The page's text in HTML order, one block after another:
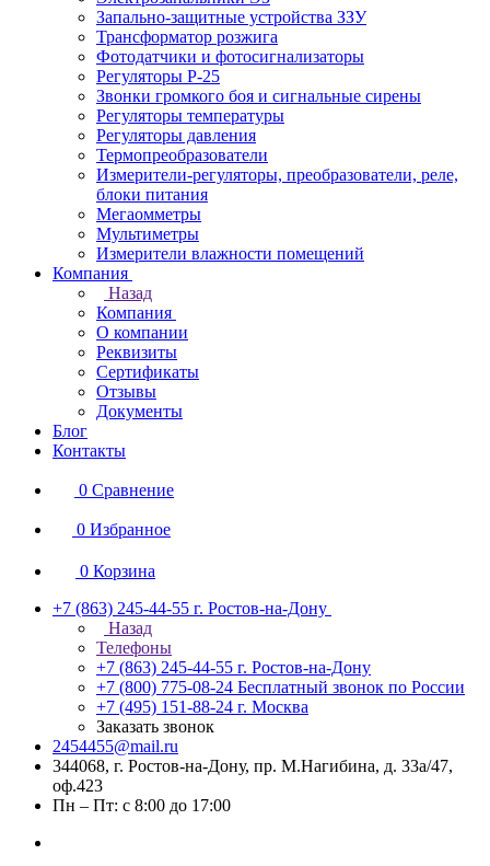
Запально-защитные устройства ЗЗУ
Трансформатор розжига
Фотодатчики и фотосигнализаторы
Регуляторы Р-25
Звонки громкого боя и сигнальные сирены
Регуляторы температуры
Регуляторы давления
Термопреобразователи
Измерители-регуляторы, преобразователи, реле,
блоки питания
Мегаомметры
Мультиметры
Измерители влажности помещений
Компания
Назад
Компания
О компании
Реквизиты
Сертификаты
Отзывы
Документы
Блог
Контакты
0 Сравнение
0 Избранное
0 Корзина
+7 (863) 245-44-55 г. Ростов-на-Дону
Назад
Телефоны
+7 (863) 245-44-55 г. Ростов-на-Дону
+7 (800) 775-08-24 Бесплатный звонок по России
+7 (495) 151-88-24 г. Москва
Заказать звонок
2454455@mail.ru
344068, г. Ростов-на-Дону, пр. М.Нагибина, д. 33а/47,
оф.423
Пн – Пт: с 8:00 до 17:00